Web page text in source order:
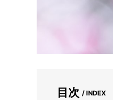
目次 / INDEX